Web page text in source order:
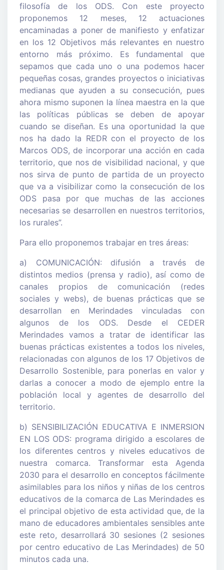
filosofía de los ODS. Con este proyecto
proponemos 12 meses, 12 actuaciones
encaminadas a poner de manifiesto y enfatizar
en los 12 Objetivos más relevantes en nuestro
entorno más próximo. Es fundamental que
sepamos que cada uno o una podemos hacer
pequeñas cosas, grandes proyectos o iniciativas
medianas que ayuden a su consecución, pues
ahora mismo suponen la línea maestra en la que
las políticas públicas se deben de apoyar
cuando se diseñan. Es una oportunidad la que
nos ha dado la REDR con el proyecto de los
Marcos ODS, de incorporar una acción en cada
territorio, que nos de visibilidad nacional, y que
nos sirva de punto de partida de un proyecto
que va a visibilizar como la consecución de los
ODS pasa por que muchas de las acciones
necesarias se desarrollen en nuestros territorios,
los rurales”.
Para ello proponemos trabajar en tres áreas:
a) COMUNICACIÓN: difusión a través de
distintos medios (prensa y radio), así como de
canales propios de comunicación (redes
sociales y webs), de buenas prácticas que se
desarrollan en Merindades vinculadas con
algunos de los ODS. Desde el CEDER
Merindades vamos a tratar de identificar las
buenas prácticas existentes a todos los niveles,
relacionadas con algunos de los 17 Objetivos de
Desarrollo Sostenible, para ponerlas en valor y
darlas a conocer a modo de ejemplo entre la
población local y agentes de desarrollo del
territorio.
b) SENSIBILIZACIÓN EDUCATIVA E INMERSION
EN LOS ODS: programa dirigido a escolares de
los diferentes centros y niveles educativos de
nuestra comarca. Transformar esta Agenda
2030 para el desarrollo en conceptos fácilmente
asimilables para los niños y niñas de los centros
educativos de la comarca de Las Merindades es
el principal objetivo de esta actividad que, de la
mano de educadores ambientales sensibles ante
este reto, desarrollará 30 sesiones (2 sesiones
por centro educativo de Las Merindades) de 50
minutos cada una.